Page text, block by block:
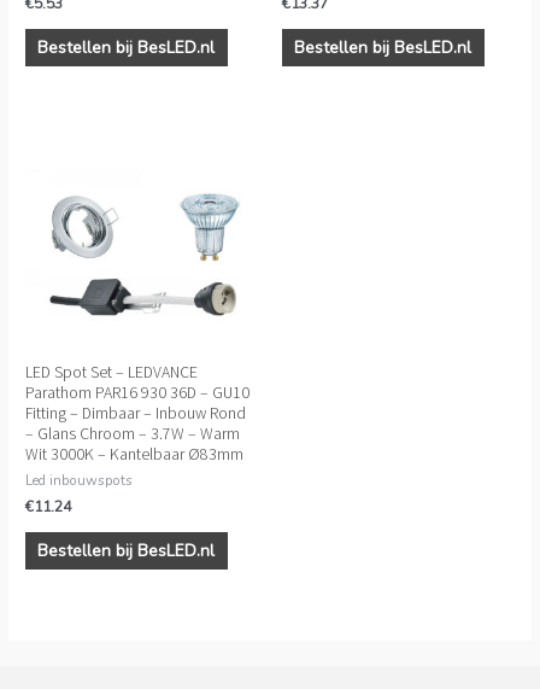
Bestellen bij BesLED.nl Bestellen bij BesLED.nl
LED Spot Set – LEDVANCE
Parathom PAR16 930 36D – GU10
Fitting – Dimbaar – Inbouw Rond
– Glans Chroom – 3.7W – Warm
Wit 3000K – Kantelbaar Ø83mm
Led inbouwspots
€11.24
Bestellen bij BesLED.nl